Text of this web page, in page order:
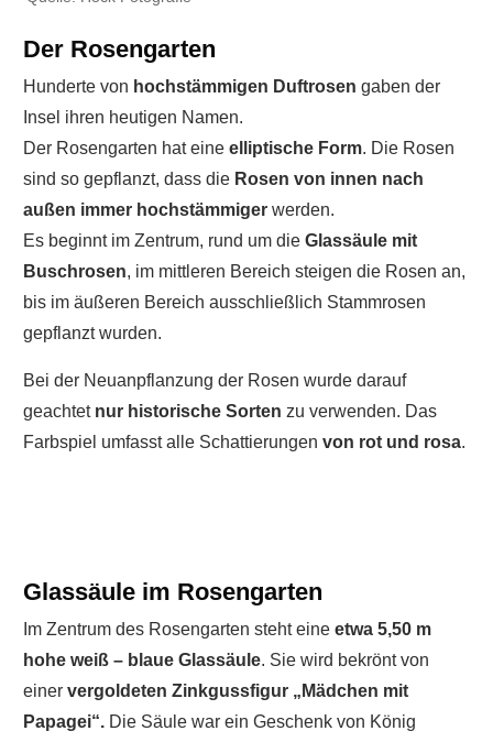
Der Rosengarten
Hunderte von hochstämmigen Duftrosen gaben der
Insel ihren heutigen Namen.
Der Rosengarten hat eine elliptische Form. Die Rosen
sind so gepflanzt, dass die Rosen von innen nach
außen immer hochstämmiger werden.
Es beginnt im Zentrum, rund um die Glassäule mit
Buschrosen, im mittleren Bereich steigen die Rosen an,
bis im äußeren Bereich ausschließlich Stammrosen
gepflanzt wurden.
Bei der Neuanpflanzung der Rosen wurde darauf
geachtet nur historische Sorten zu verwenden. Das
Farbspiel umfasst alle Schattierungen von rot und rosa.
Glassäule im Rosengarten
Im Zentrum des Rosengarten steht eine etwa 5,50 m
hohe weiß – blaue Glassäule. Sie wird bekrönt von
einer vergoldeten Zinkgussfigur „Mädchen mit
Papagei“. Die Säule war ein Geschenk von König